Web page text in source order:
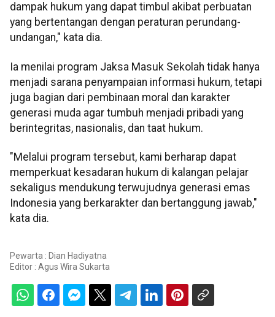
dampak hukum yang dapat timbul akibat perbuatan
yang bertentangan dengan peraturan perundang-
undangan," kata dia.
Ia menilai program Jaksa Masuk Sekolah tidak hanya
menjadi sarana penyampaian informasi hukum, tetapi
juga bagian dari pembinaan moral dan karakter
generasi muda agar tumbuh menjadi pribadi yang
berintegritas, nasionalis, dan taat hukum.
"Melalui program tersebut, kami berharap dapat
memperkuat kesadaran hukum di kalangan pelajar
sekaligus mendukung terwujudnya generasi emas
Indonesia yang berkarakter dan bertanggung jawab,"
kata dia.
Pewarta : Dian Hadiyatna
Editor : Agus Wira Sukarta